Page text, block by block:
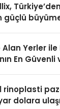
güçlü
Yerler
En Güvenli
rinoplasti
dolara